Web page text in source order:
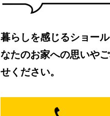
暮らしを感じるショー
なたのお家への思いや
せください。